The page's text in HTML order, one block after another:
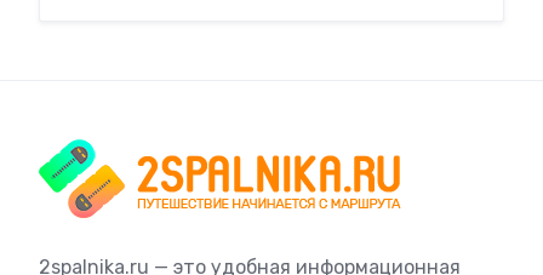
2spalnika.ru — это удобная информационная